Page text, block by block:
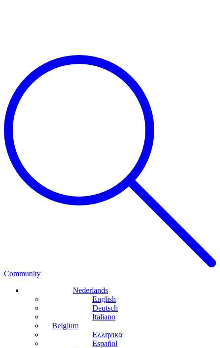
Community
Nederlands
English
Deutsch
Italiano
Belgium
Ελληνικα
Español